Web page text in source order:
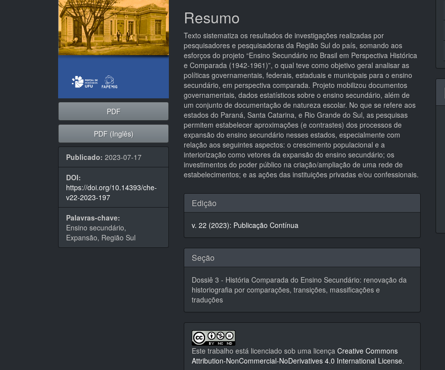
PDF
PDF (Inglês)
Publicado: 2023-07-17
DOI:
https://doi.org/10.14393/che-
v22-2023-197
Palavras-chave:
Ensino secundário,
Expansão, Região Sul
Resumo
Texto sistematiza os resultados de investigações realizadas por
pesquisadores e pesquisadoras da Região Sul do país, somando aos
esforços do projeto “Ensino Secundário no Brasil em Perspectiva Histórica
e Comparada (1942-1961)”, o qual teve como objetivo geral analisar as
políticas governamentais, federais, estaduais e municipais para o ensino
secundário, em perspectiva comparada. Projeto mobilizou documentos
governamentais, dados estatísticos sobre o ensino secundário, além de
um conjunto de documentação de natureza escolar. No que se refere aos
estados do Paraná, Santa Catarina, e Rio Grande do Sul, as pesquisas
permitem estabelecer aproximações (e contrastes) dos processos de
expansão do ensino secundário nesses estados, especialmente com
relação aos seguintes aspectos: o crescimento populacional e a
interiorização como vetores da expansão do ensino secundário; os
investimentos do poder público na criação/ampliação de uma rede de
estabelecimentos; e as ações das instituições privadas e/ou confessionais.
Detalhes
do
artigo
Edição
v. 22 (2023): Publicação Contínua
Seção
Dossiê 3 - História Comparada do Ensino Secundário: renovação da
historiografia por comparações, transições, massificações e
traduções
Este trabalho está licenciado sob uma licençaCreative Commons
Attribution-NonCommercial-NoDerivatives 4.0 International License.